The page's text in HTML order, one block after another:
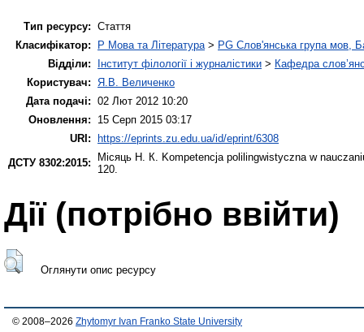
Тип ресурсу: Стаття
Класифікатор:
P Мова та Література> PG Слов'янська група мов,
Відділи:
Інститут філології і журналістики > Кафедра
Користувач: Я.В. Величенко
Дата подачі: 02 Лют 2012 10:20
Оновлення:
15 Серп 2015 03:17
URI:
https://eprints.zu.edu.ua/id/eprint/6308
ДСТУ 8302:2015:
Місяць Н. К. Kompetencja polilingwistyczna w
120.
Дії ​​(потрібно ввійти)
Оглянути опис ресурсу
© 2008–2026 Zhytomyr Ivan Franko State University